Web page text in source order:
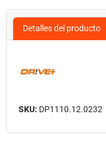
Detalles del producto
SKU: DP1110.12.0232